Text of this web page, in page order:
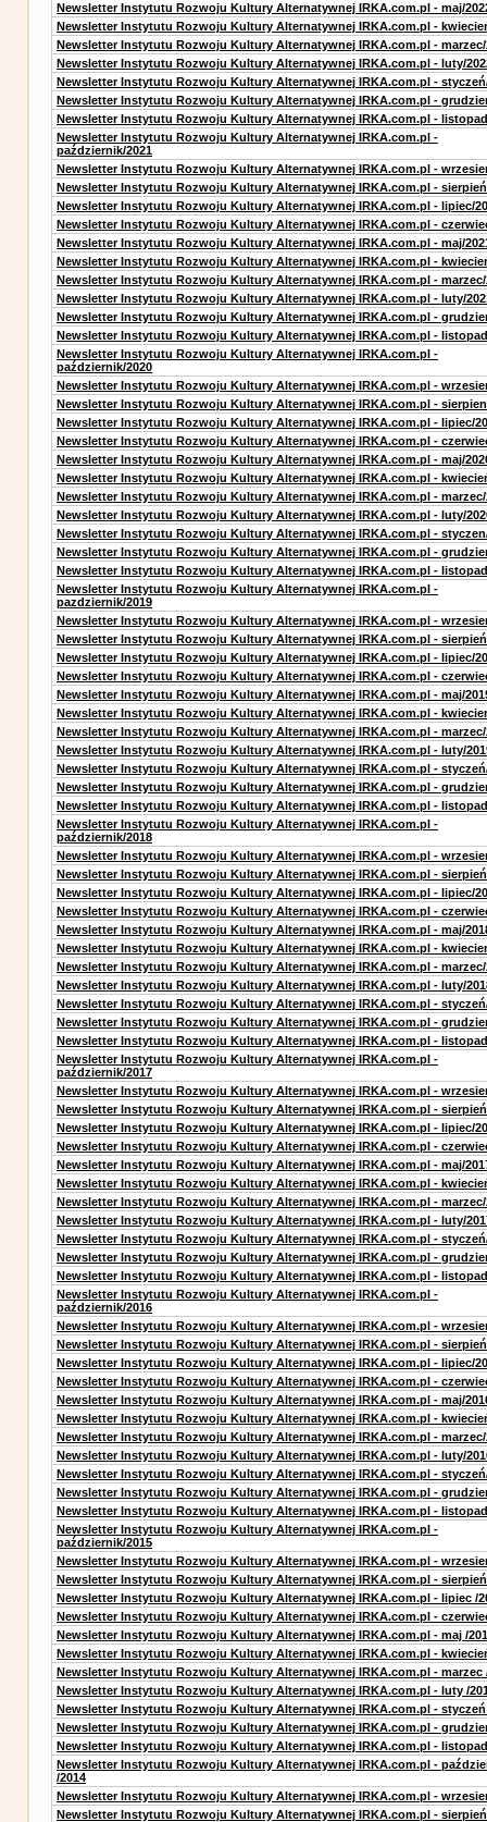
Newsletter Instytutu Rozwoju Kultury Alternatywnej IRKA.com.pl - maj/
Newsletter Instytutu Rozwoju Kultury Alternatywnej IRKA.com.pl -
Newsletter Instytutu Rozwoju Kultury Alternatywnej IRKA.com.pl - marzec/
Newsletter Instytutu Rozwoju Kultury Alternatywnej IRKA.com.pl - luty/
Newsletter Instytutu Rozwoju Kultury Alternatywnej IRKA.com.pl -
Newsletter Instytutu Rozwoju Kultury Alternatywnej IRKA.com.pl -
Newsletter Instytutu Rozwoju Kultury Alternatywnej IRKA.com.pl -
Newsletter Instytutu Rozwoju Kultury Alternatywnej IRKA.com.pl -
październik/2021
Newsletter Instytutu Rozwoju Kultury Alternatywnej IRKA.com.pl -
Newsletter Instytutu Rozwoju Kultury Alternatywnej IRKA.com.pl -
Newsletter Instytutu Rozwoju Kultury Alternatywnej IRKA.com.pl - lipiec/
Newsletter Instytutu Rozwoju Kultury Alternatywnej IRKA.com.pl -
Newsletter Instytutu Rozwoju Kultury Alternatywnej IRKA.com.pl - maj/
Newsletter Instytutu Rozwoju Kultury Alternatywnej IRKA.com.pl -
Newsletter Instytutu Rozwoju Kultury Alternatywnej IRKA.com.pl - marzec/
Newsletter Instytutu Rozwoju Kultury Alternatywnej IRKA.com.pl - luty/
Newsletter Instytutu Rozwoju Kultury Alternatywnej IRKA.com.pl -
Newsletter Instytutu Rozwoju Kultury Alternatywnej IRKA.com.pl -
Newsletter Instytutu Rozwoju Kultury Alternatywnej IRKA.com.pl -
październik/2020
Newsletter Instytutu Rozwoju Kultury Alternatywnej IRKA.com.pl -
Newsletter Instytutu Rozwoju Kultury Alternatywnej IRKA.com.pl -
Newsletter Instytutu Rozwoju Kultury Alternatywnej IRKA.com.pl - lipiec/
Newsletter Instytutu Rozwoju Kultury Alternatywnej IRKA.com.pl -
Newsletter Instytutu Rozwoju Kultury Alternatywnej IRKA.com.pl - maj/
Newsletter Instytutu Rozwoju Kultury Alternatywnej IRKA.com.pl -
Newsletter Instytutu Rozwoju Kultury Alternatywnej IRKA.com.pl - marzec/
Newsletter Instytutu Rozwoju Kultury Alternatywnej IRKA.com.pl - luty/
Newsletter Instytutu Rozwoju Kultury Alternatywnej IRKA.com.pl -
Newsletter Instytutu Rozwoju Kultury Alternatywnej IRKA.com.pl -
Newsletter Instytutu Rozwoju Kultury Alternatywnej IRKA.com.pl -
Newsletter Instytutu Rozwoju Kultury Alternatywnej IRKA.com.pl -
pazdziernik/2019
Newsletter Instytutu Rozwoju Kultury Alternatywnej IRKA.com.pl -
Newsletter Instytutu Rozwoju Kultury Alternatywnej IRKA.com.pl -
Newsletter Instytutu Rozwoju Kultury Alternatywnej IRKA.com.pl - lipiec/
Newsletter Instytutu Rozwoju Kultury Alternatywnej IRKA.com.pl -
Newsletter Instytutu Rozwoju Kultury Alternatywnej IRKA.com.pl - maj/
Newsletter Instytutu Rozwoju Kultury Alternatywnej IRKA.com.pl -
Newsletter Instytutu Rozwoju Kultury Alternatywnej IRKA.com.pl - marzec/
Newsletter Instytutu Rozwoju Kultury Alternatywnej IRKA.com.pl - luty/
Newsletter Instytutu Rozwoju Kultury Alternatywnej IRKA.com.pl -
Newsletter Instytutu Rozwoju Kultury Alternatywnej IRKA.com.pl -
Newsletter Instytutu Rozwoju Kultury Alternatywnej IRKA.com.pl -
Newsletter Instytutu Rozwoju Kultury Alternatywnej IRKA.com.pl -
październik/2018
Newsletter Instytutu Rozwoju Kultury Alternatywnej IRKA.com.pl -
Newsletter Instytutu Rozwoju Kultury Alternatywnej IRKA.com.pl -
Newsletter Instytutu Rozwoju Kultury Alternatywnej IRKA.com.pl - lipiec/
Newsletter Instytutu Rozwoju Kultury Alternatywnej IRKA.com.pl -
Newsletter Instytutu Rozwoju Kultury Alternatywnej IRKA.com.pl - maj/
Newsletter Instytutu Rozwoju Kultury Alternatywnej IRKA.com.pl -
Newsletter Instytutu Rozwoju Kultury Alternatywnej IRKA.com.pl - marzec/
Newsletter Instytutu Rozwoju Kultury Alternatywnej IRKA.com.pl - luty/
Newsletter Instytutu Rozwoju Kultury Alternatywnej IRKA.com.pl -
Newsletter Instytutu Rozwoju Kultury Alternatywnej IRKA.com.pl -
Newsletter Instytutu Rozwoju Kultury Alternatywnej IRKA.com.pl -
Newsletter Instytutu Rozwoju Kultury Alternatywnej IRKA.com.pl -
październik/2017
Newsletter Instytutu Rozwoju Kultury Alternatywnej IRKA.com.pl -
Newsletter Instytutu Rozwoju Kultury Alternatywnej IRKA.com.pl -
Newsletter Instytutu Rozwoju Kultury Alternatywnej IRKA.com.pl - lipiec/
Newsletter Instytutu Rozwoju Kultury Alternatywnej IRKA.com.pl -
Newsletter Instytutu Rozwoju Kultury Alternatywnej IRKA.com.pl - maj/
Newsletter Instytutu Rozwoju Kultury Alternatywnej IRKA.com.pl -
Newsletter Instytutu Rozwoju Kultury Alternatywnej IRKA.com.pl - marzec/
Newsletter Instytutu Rozwoju Kultury Alternatywnej IRKA.com.pl - luty/
Newsletter Instytutu Rozwoju Kultury Alternatywnej IRKA.com.pl -
Newsletter Instytutu Rozwoju Kultury Alternatywnej IRKA.com.pl -
Newsletter Instytutu Rozwoju Kultury Alternatywnej IRKA.com.pl -
Newsletter Instytutu Rozwoju Kultury Alternatywnej IRKA.com.pl -
październik/2016
Newsletter Instytutu Rozwoju Kultury Alternatywnej IRKA.com.pl -
Newsletter Instytutu Rozwoju Kultury Alternatywnej IRKA.com.pl -
Newsletter Instytutu Rozwoju Kultury Alternatywnej IRKA.com.pl - lipiec/
Newsletter Instytutu Rozwoju Kultury Alternatywnej IRKA.com.pl -
Newsletter Instytutu Rozwoju Kultury Alternatywnej IRKA.com.pl - maj/
Newsletter Instytutu Rozwoju Kultury Alternatywnej IRKA.com.pl -
Newsletter Instytutu Rozwoju Kultury Alternatywnej IRKA.com.pl - marzec/
Newsletter Instytutu Rozwoju Kultury Alternatywnej IRKA.com.pl - luty/
Newsletter Instytutu Rozwoju Kultury Alternatywnej IRKA.com.pl -
Newsletter Instytutu Rozwoju Kultury Alternatywnej IRKA.com.pl -
Newsletter Instytutu Rozwoju Kultury Alternatywnej IRKA.com.pl -
Newsletter Instytutu Rozwoju Kultury Alternatywnej IRKA.com.pl -
październik/2015
Newsletter Instytutu Rozwoju Kultury Alternatywnej IRKA.com.pl -
Newsletter Instytutu Rozwoju Kultury Alternatywnej IRKA.com.pl -
Newsletter Instytutu Rozwoju Kultury Alternatywnej IRKA.com.pl - lipiec /
Newsletter Instytutu Rozwoju Kultury Alternatywnej IRKA.com.pl -
Newsletter Instytutu Rozwoju Kultury Alternatywnej IRKA.com.pl - maj /
Newsletter Instytutu Rozwoju Kultury Alternatywnej IRKA.com.pl -
Newsletter Instytutu Rozwoju Kultury Alternatywnej IRKA.com.pl - marzec
Newsletter Instytutu Rozwoju Kultury Alternatywnej IRKA.com.pl - luty /
Newsletter Instytutu Rozwoju Kultury Alternatywnej IRKA.com.pl - styczeń
Newsletter Instytutu Rozwoju Kultury Alternatywnej IRKA.com.pl -
Newsletter Instytutu Rozwoju Kultury Alternatywnej IRKA.com.pl - listopad
Newsletter Instytutu Rozwoju Kultury Alternatywnej IRKA.com.pl -
/2014
Newsletter Instytutu Rozwoju Kultury Alternatywnej IRKA.com.pl -
Newsletter Instytutu Rozwoju Kultury Alternatywnej IRKA.com.pl - sierpień